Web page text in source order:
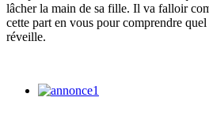
lâcher la main de sa fille. Il va falloir
cette part en vous pour comprendre
réveille.